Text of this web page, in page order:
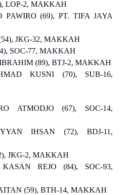
LOP-2, MAKKAH
PAWIRO (69), PT. TIFA JAYA
JKG-32, MAKKAH
SOC-77, MAKKAH
(89), BTJ-2, MAKKAH
KUSNI (70), SUB-16,
ATMODJO (67), SOC-14,
IHSAN (72), BDJ-11,
JKG-2, MAKKAH
REJO (84), SOC-93,
(59), BTH-14, MAKKAH